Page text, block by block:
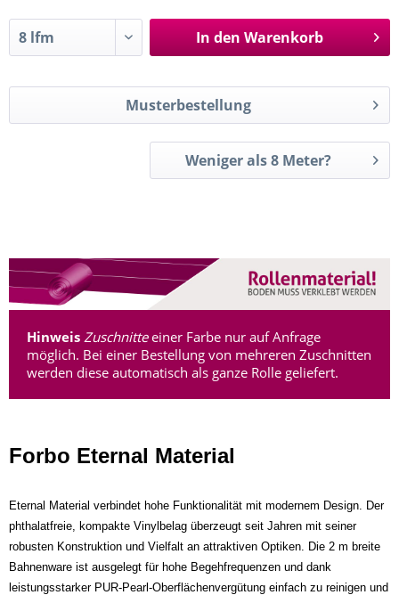
In den Warenkorb
Musterbestellung
Weniger als 8 Meter?
Hinweis Zuschnitteeiner Farbe nur auf Anfrage
möglich. Bei einer Bestellung von mehreren Zuschnitten
werden diese automatisch als ganze Rolle geliefert.
Forbo Eternal Material
Eternal Material verbindet hohe Funktionalität mit modernem Design. Der
phthalatfreie, kompakte Vinylbelag überzeugt seit Jahren mit seiner
robusten Konstruktion und Vielfalt an attraktiven Optiken. Die 2 m breite
Bahnenware ist ausgelegt für hohe Begehfrequenzen und dank
leistungsstarker PUR-Pearl-Oberflächenvergütung einfach zu reinigen und